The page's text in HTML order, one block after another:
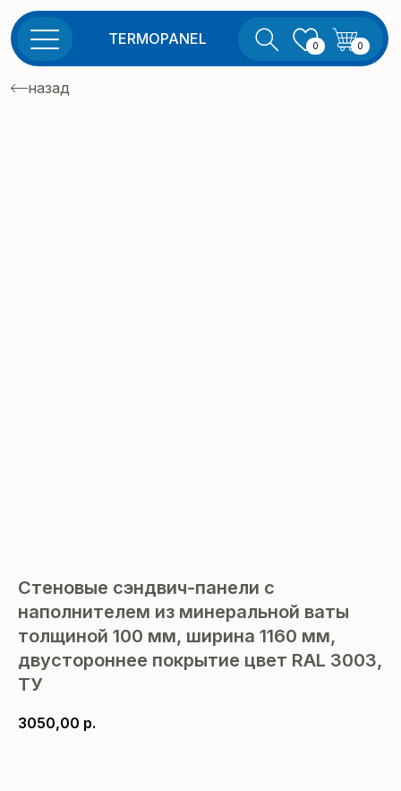
0
TERMOPANEL
назад
Стеновые сэндвич-панели с
наполнителем из минеральной ваты
толщиной 100 мм, ширина 1160 мм,
двустороннее покрытие цвет RAL 3003,
ТУ
3050,00 р.